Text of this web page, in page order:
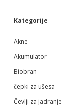
Kategorije
Akne
Akumulator
Biobran
čepki za ušesa
Čevlji za jadranje